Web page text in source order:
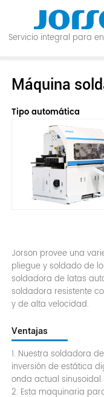
Servicio integral para
Máquina
Tipo automática
Jorson provee una
pliegue y soldado de
soldadora de latas
soldadora resistente
y de alta velocidad.
Ventajas
1. Nuestra soldadora
inversión de estática
onda actual sinusoidal.
2. Esta maquinaria